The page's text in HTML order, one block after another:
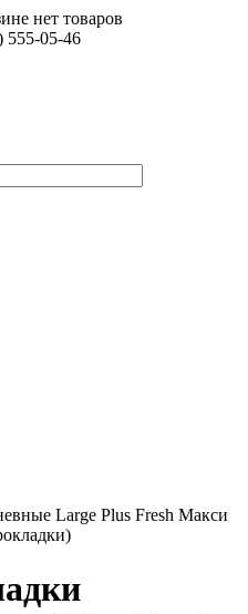
нет товаров
555-05-46
Large Plus Fresh Макси